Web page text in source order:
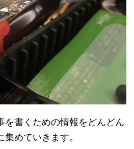
を書くための情報をどんどん
めていきます。